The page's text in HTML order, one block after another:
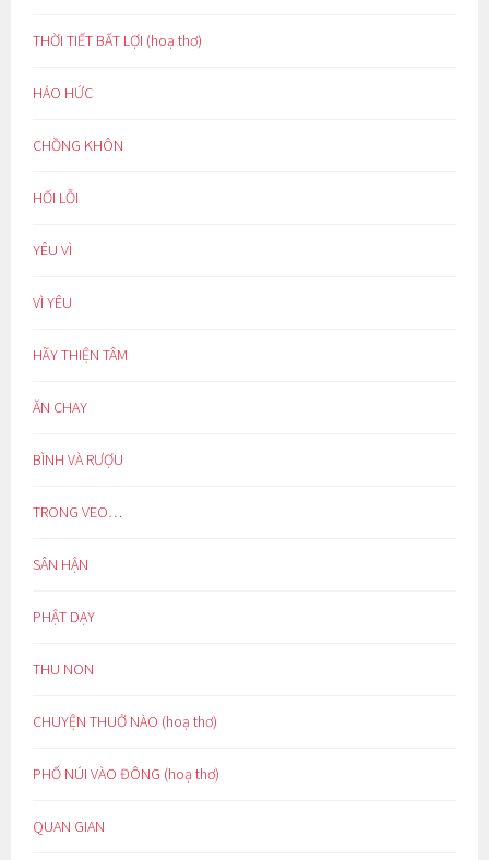
THỜI TIẾT BẤT LỢI (hoạ thơ)
HÁO HỨC
CHỒNG KHÔN
HỐI LỖI
YÊU VÌ
VÌ YÊU
HÃY THIỆN TÂM
ĂN CHAY
BÌNH VÀ RƯỢU
TRONG VEO…
SÂN HẬN
PHẬT DẠY
THU NON
CHUYỆN THUỞ NÀO (hoạ thơ)
PHỐ NÚI VÀO ĐÔNG (hoạ thơ)
QUAN GIAN